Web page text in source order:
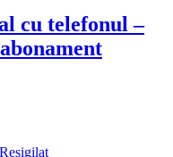
cu telefonul –